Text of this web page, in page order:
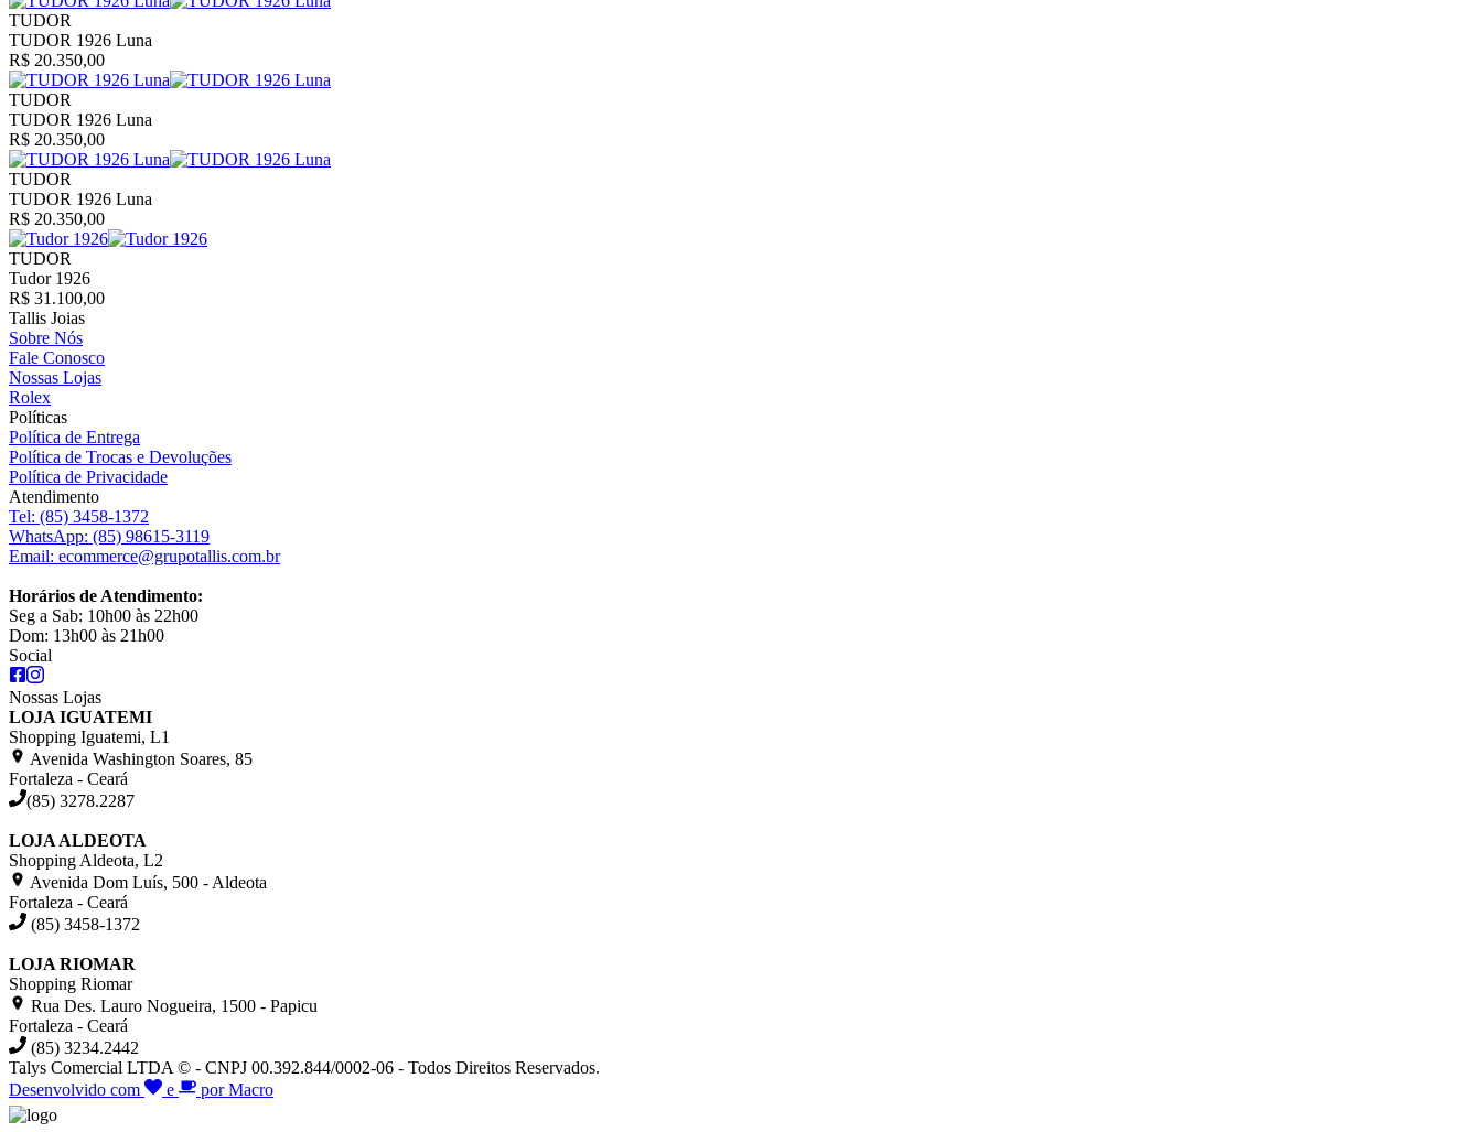
TUDOR
TUDOR 1926 Luna
R$ 20.350,00
TUDOR
TUDOR 1926 Luna
R$ 20.350,00
TUDOR
TUDOR 1926 Luna
R$ 20.350,00
TUDOR
Tudor 1926
R$ 31.100,00
Tallis Joias
Sobre Nós
Fale Conosco
Nossas Lojas
Rolex
Políticas
Política de Entrega
Política de Trocas e Devoluções
Política de Privacidade
Atendimento
Tel: (85) 3458-1372
WhatsApp: (85) 98615-3119
Email: ecommerce@grupotallis.com.br
Horários de Atendimento:
Seg a Sab: 10h00 às 22h00
Dom: 13h00 às 21h00
Social
Nossas Lojas
LOJA IGUATEMI
Shopping Iguatemi, L1
Avenida Washington Soares, 85
Fortaleza - Ceará
(85) 3278.2287
LOJA ALDEOTA
Shopping Aldeota, L2
Avenida Dom Luís, 500 - Aldeota
Fortaleza - Ceará
(85) 3458-1372
LOJA RIOMAR
Shopping Riomar
Rua Des. Lauro Nogueira, 1500 - Papicu
Fortaleza - Ceará
(85) 3234.2442
Talys Comercial LTDA © - CNPJ 00.392.844/0002-06 - Todos Direitos Reservados.
Desenvolvido com
e por Macro